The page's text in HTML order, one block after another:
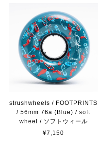
strushwheels / FOOTPRINTS
/ 56mm 76a (Blue) / soft
wheel / ソフトウィール
¥7,150